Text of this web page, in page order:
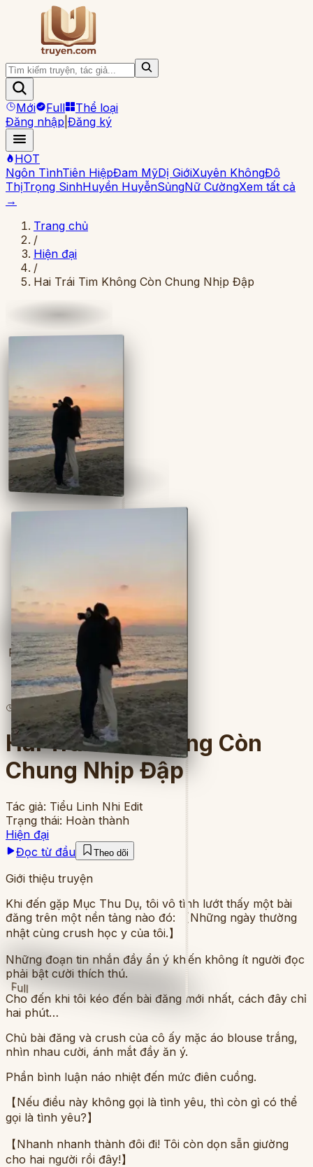
Mới Full
Thể loại
Đăng nhập Đăng ký
HOT
Ngôn TìnhTiên HiệpĐam MỹDị GiớiXuyên KhôngĐô
ThịTrọng SinhHuyền HuyễnSủngNữ CườngXem tất cả
→
Trang chủ
/
Hiện đại
/
Hai Trái Tim Không Còn Chung Nhịp Đập
Full
Full
lượt đọc· 5 chương
Hai Trái Tim Không Còn
Chung Nhịp Đập
Tác giả: Tiểu Linh Nhi Edit
Trạng thái: Hoàn thành
Hiện đại
Đọc từ đầu
Theo dõi
Giới thiệu truyện
Khi đến gặp Mục Thu Dụ, tôi vô tình lướt thấy một bài
đăng trên một nền tảng nào đó: 【Những ngày thường
nhật cùng crush học y của tôi.】
Những đoạn tin nhắn đầy ẩn ý khiến không ít người đọc
phải bật cười thích thú.
Cho đến khi tôi kéo đến bài đăng mới nhất, cách đây chỉ
hai phút…
Chủ bài đăng và crush của cô ấy mặc áo blouse trắng,
nhìn nhau cười, ánh mắt đầy ăn ý.
Phần bình luận náo nhiệt đến mức điên cuồng.
【Nếu điều này không gọi là tình yêu, thì còn gì có thể
gọi là tình yêu?】
【Nhanh nhanh thành đôi đi! Tôi còn dọn sẵn giường
cho hai người rồi đây!】